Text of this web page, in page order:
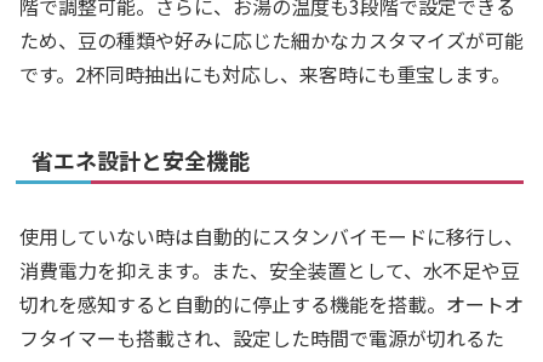
階で調整可能。さらに、お湯の温度も3段階で設定できる
ため、豆の種類や好みに応じた細かなカスタマイズが可能
です。2杯同時抽出にも対応し、来客時にも重宝します。
省エネ設計と安全機能
使用していない時は自動的にスタンバイモードに移行し、
消費電力を抑えます。また、安全装置として、水不足や豆
切れを感知すると自動的に停止する機能を搭載。オートオ
フタイマーも搭載され、設定した時間で電源が切れるた